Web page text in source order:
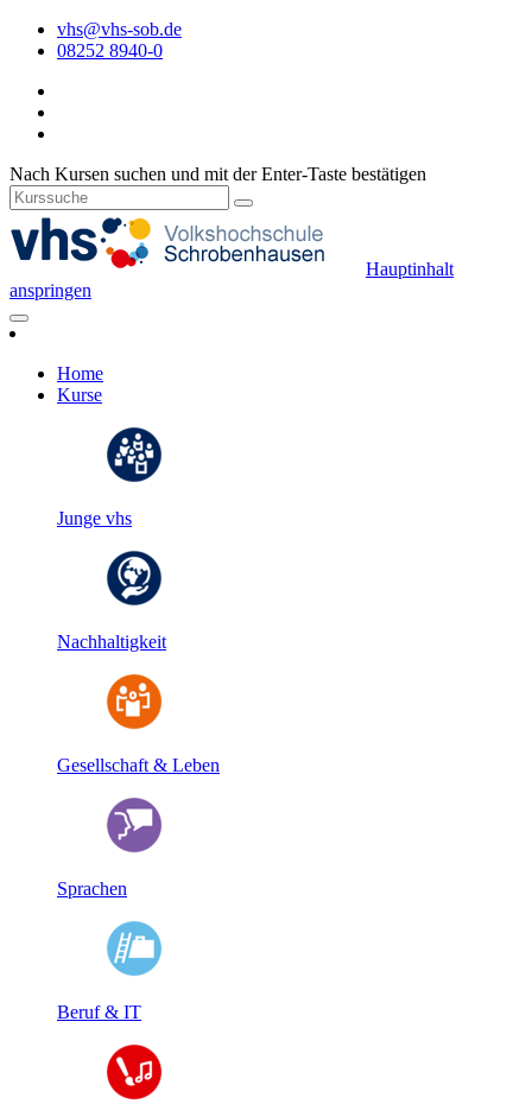
vhs@vhs-sob.de
08252 8940-0
Nach Kursen suchen und mit der Enter-Taste bestätigen
Hauptinhalt
anspringen
Home
Kurse
Junge vhs
Nachhaltigkeit
Gesellschaft & Leben
Sprachen
Beruf & IT